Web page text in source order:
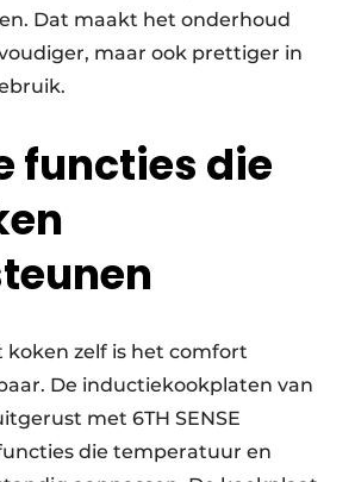
Dat maakt het onderhoud
maar ook prettiger in
functies die
koken zelf is het comfort
De inductiekookplaten van
met 6TH SENSE
die temperatuur en